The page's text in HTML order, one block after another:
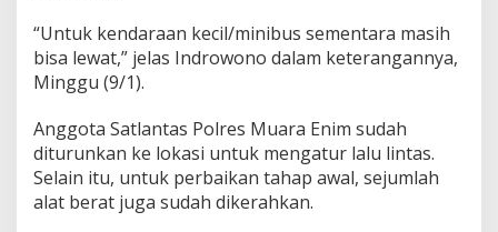
a
l
u
n
t
a
s
K
“Untuk kendaraan kecil/minibus sementara masih
bisa lewat,” jelas Indrowono dalam keterangannya,
Minggu (9/1).
Anggota Satlantas Polres Muara Enim sudah
diturunkan ke lokasi untuk mengatur lalu lintas.
Selain itu, untuk perbaikan tahap awal, sejumlah
alat berat juga sudah dikerahkan.